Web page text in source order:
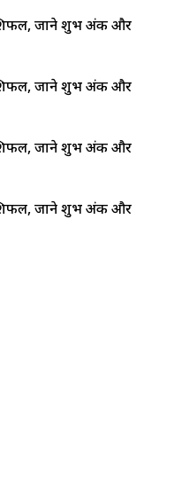
जाने शुभ अंक और
जाने शुभ अंक और
जाने शुभ अंक और
जाने शुभ अंक और